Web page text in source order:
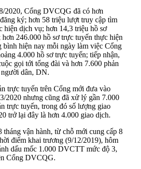
2020, Cổng DVCQG đã có hơn
ký; hơn 58 triệu lượt truy cập tìm
hiện dịch vụ; hơn 14,3 triệu hồ sơ
246.000 hồ sơ trực tuyến thực hiện
bình hiện nay mỗi ngày làm việc Cổng
4.000 hồ sơ trực tuyến; tiếp nhận,
gọi tới tổng đài và hơn 7.600 phản
dân, DN.
trực tuyến trên Cổng mới đưa vào
2020 nhưng cũng đã xử lý gần 7.000
trực tuyến, trong đó số lượng giao
trở lại đây là hơn 4.000 giao dịch.
tháng vận hành, từ chỗ mới cung cấp 8
điểm khai trương (9/12/2019), hôm
dấu mốc 1.000 DVCTT mức độ 3,
Cổng DVCQG.